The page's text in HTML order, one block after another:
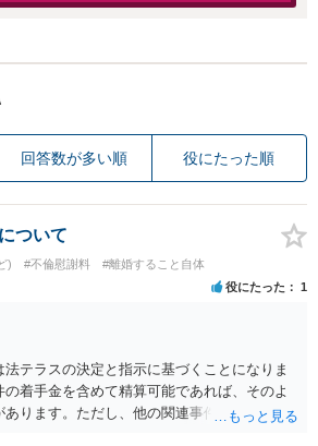
回答数が多い順 役にたった順
ついて
) #不倫慰謝料 #離婚すること自体
役にたった 1
テラスの決定と指示に基づくことになりま
着手金を含めて精算可能であれば、そのよ
あります。ただし、他の関連事件でも相手方